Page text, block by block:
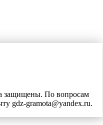
защищены. По вопросам
gdz-gramota@yandex.ru.